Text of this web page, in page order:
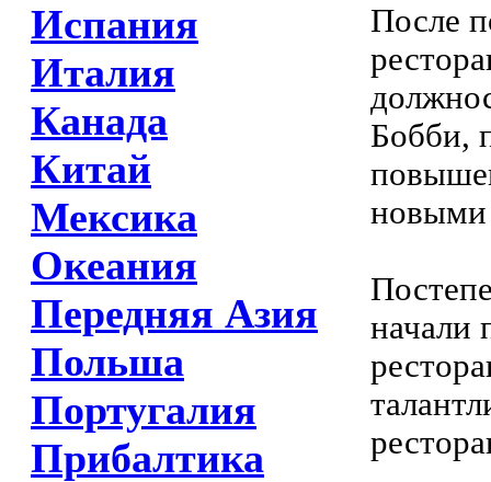
Испания
Италия
Канада
Китай
Мексика
Океания
Передняя Азия
Польша
Португалия
Прибалтика
После
Бобби,
новыми
начали